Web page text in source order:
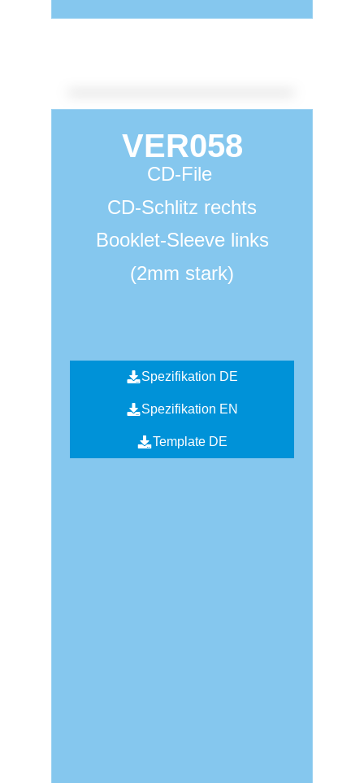
VER058
CD-File
CD-Schlitz rechts
Booklet-Sleeve links
(2mm stark)
Spezifikation DE
Spezifikation EN
Template DE